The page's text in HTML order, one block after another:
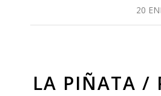
20
LA PIÑATA /